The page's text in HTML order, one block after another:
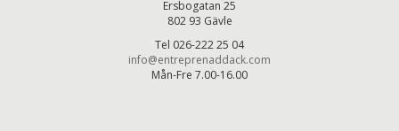
Ersbogatan 25
802 93 Gävle
Tel 026-222 25 04
info@entreprenaddack.com
Mån-Fre 7.00-16.00